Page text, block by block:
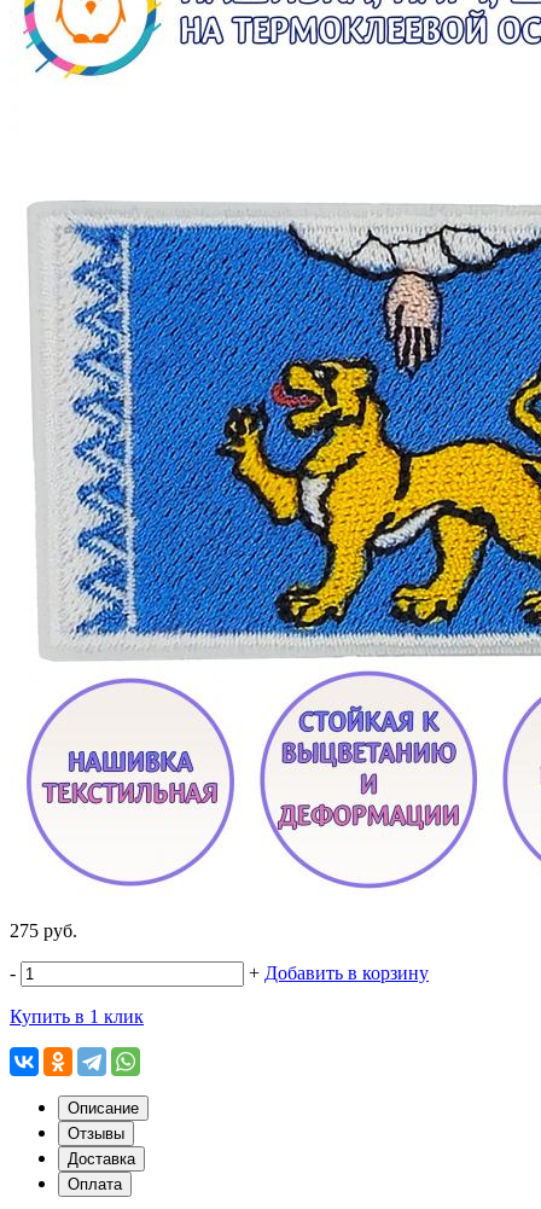
275 руб.
- + Добавить в корзину
Купить в 1 клик
Описание
Отзывы
Доставка
Оплата